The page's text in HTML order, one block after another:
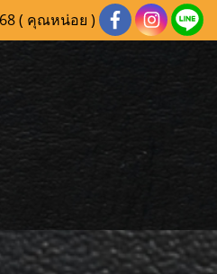
( คุณหน่อย )